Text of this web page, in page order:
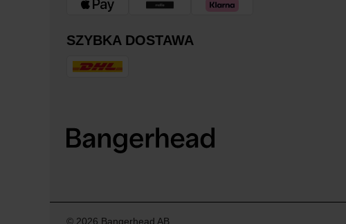
SZYBKA DOSTAWA
© 2026 Bangerhead AB